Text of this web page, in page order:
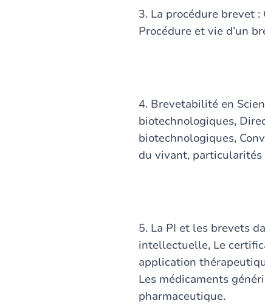
3. La procédure brevet :
Procédure et vie d’un
4. Brevetabilité en
biotechnologiques,
biotechnologiques,
du vivant, particularités
5. La PI et les brevets
intellectuelle, Le
application
Les médicaments
pharmaceutique.